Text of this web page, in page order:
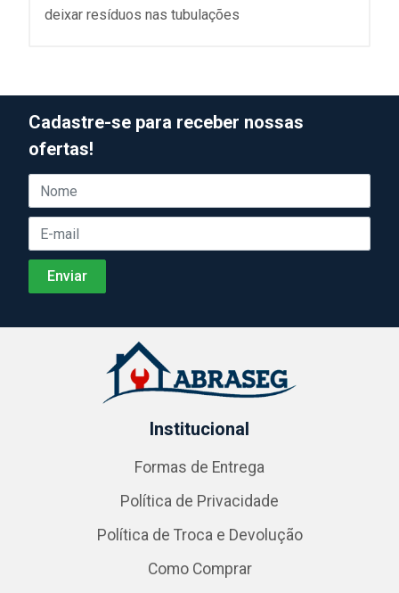
deixar resíduos nas tubulações
Cadastre-se para receber nossas
ofertas!
Institucional
Formas de Entrega
Política de Privacidade
Política de Troca e Devolução
Como Comprar